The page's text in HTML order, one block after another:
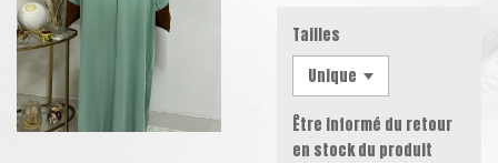
Tailles
Être informé du retour
en stock du produit